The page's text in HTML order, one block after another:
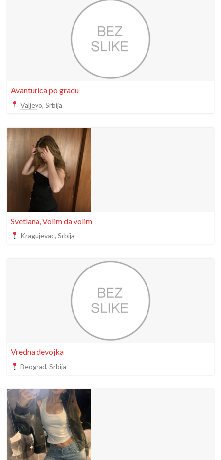
Avanturica po gradu
Valjevo, Srbija
Svetlana, Volim da volim
Kragujevac, Srbija
Vredna devojka
Beograd, Srbija